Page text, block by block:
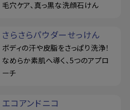
毛穴ケア、真っ黒な洗顔石けん
さらさらパウダーせっけん
ボディの汗や皮脂をさっぱり洗浄！
なめらか素肌へ導く、5つのアプロ
ーチ
エコアンドニコ